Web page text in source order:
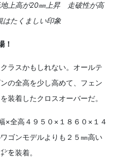
上高が20㎜上昇 走破性が高
たくましい印象
！
ラスかもしれない。オールテ
の全高を少し高めて、フェン
装着したクロスオーバーだ。
×全高４９５０ × １８６０ × １４
ゴンモデルよりも２５㎜高い
を装着。